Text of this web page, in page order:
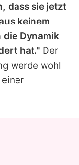
dass sie jetzt
keinem
die Dynamik
hat." Der
werde wohl